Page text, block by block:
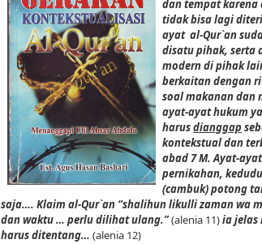
dan tempat karena
tidak bisa lagi
ayat al-Qur`an
disatu pihak, serta
modern di pihak
berkaitan dengan
soal makanan dan
ayat-ayat hukum
harusdianggap
kontekstual dan
abad 7 M. Ayat-
pernikahan,
(cambuk) potong
saja…. Klaim al-Qur`an “shalihun likulli zaman wa
dan waktu … perlu dilihat ulang.”(alenia 11)ia jelas
harus ditentang… (alenia 12)